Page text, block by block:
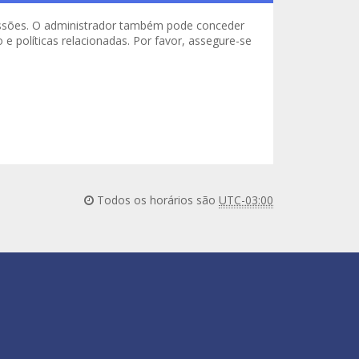
O administrador também pode conceder
políticas relacionadas. Por favor, assegure-se
Todos os horários são UTC-03:00